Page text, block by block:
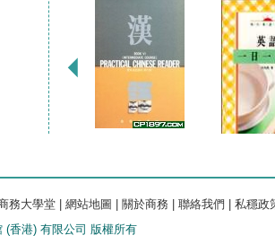
務大學堂 網站地圖 關於商務 聯絡我們
私穩政
(香港) 有限公司 版權所有